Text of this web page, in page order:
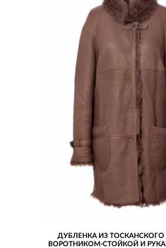
ДУБЛЕНКА ИЗ ТОСКАНСКОГО
ВОРОТНИКОМ-СТОЙКОЙ И